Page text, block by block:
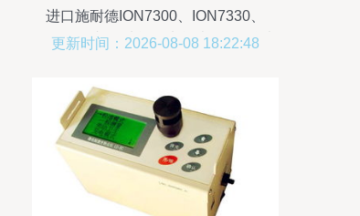
进口施耐德ION7300、ION7330、
ION7350三相多功能型电能表_仪器仪表栏
更新时间：2026-08-08 18:22:48